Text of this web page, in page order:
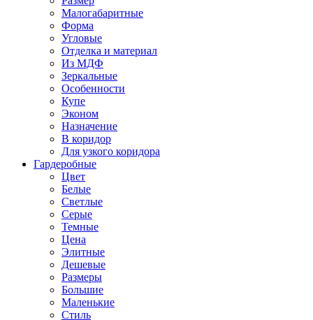
Малогабаритные
Форма
Угловые
Отделка и материал
Из МДФ
Зеркальные
Особенности
Купе
Эконом
Назначение
В коридор
Для узкого коридора
Гардеробные
Цвет
Белые
Светлые
Серые
Темные
Цена
Элитные
Дешевые
Размеры
Большие
Маленькие
Стиль